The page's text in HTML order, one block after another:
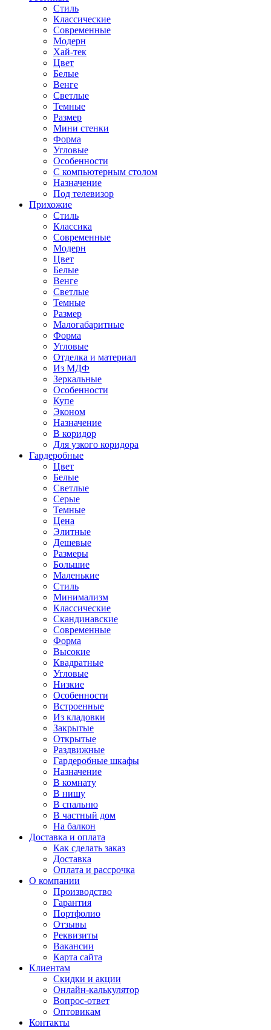
Стиль
Классические
Современные
Модерн
Хай-тек
Цвет
Белые
Венге
Светлые
Темные
Размер
Мини стенки
Форма
Угловые
Особенности
С компьютерным столом
Назначение
Под телевизор
Прихожие
Стиль
Классика
Современные
Модерн
Цвет
Белые
Венге
Светлые
Темные
Размер
Малогабаритные
Форма
Угловые
Отделка и материал
Из МДФ
Зеркальные
Особенности
Купе
Эконом
Назначение
В коридор
Для узкого коридора
Гардеробные
Цвет
Белые
Светлые
Серые
Темные
Цена
Элитные
Дешевые
Размеры
Большие
Маленькие
Стиль
Минимализм
Классические
Скандинавские
Современные
Форма
Высокие
Квадратные
Угловые
Низкие
Особенности
Встроенные
Из кладовки
Закрытые
Открытые
Раздвижные
Гардеробные шкафы
Назначение
В комнату
В нишу
В спальню
В частный дом
На балкон
Доставка и оплата
Как сделать заказ
Доставка
Оплата и рассрочка
О компании
Производство
Гарантия
Портфолио
Отзывы
Реквизиты
Вакансии
Карта сайта
Клиентам
Скидки и акции
Онлайн-калькулятор
Вопрос-ответ
Оптовикам
Контакты